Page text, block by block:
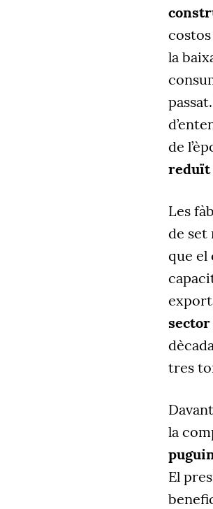
la
de
reduït
Les
de set
que el
sector
tres
la
El